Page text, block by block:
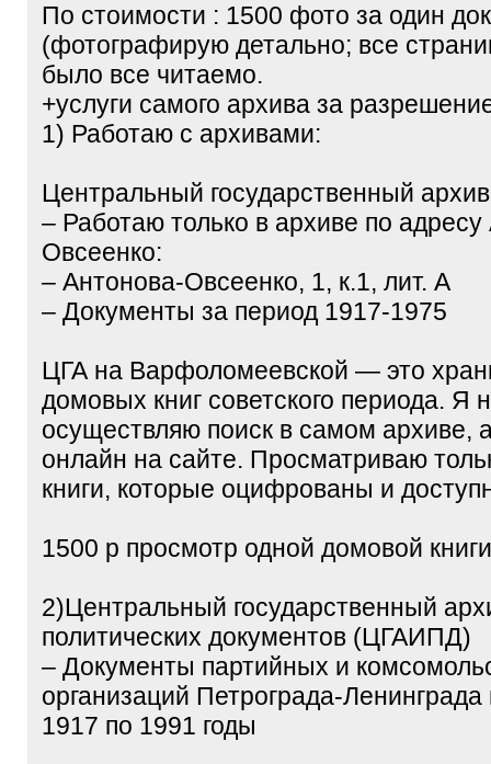
По стоимости : 1500 фото за один
(фотографирую детально; все
было все читаемо.
+услуги самого архива за
1) Работаю с архивами:
Центральный государственный
– Работаю только в архиве по
Овсеенко:
– Антонова-Овсеенко, 1, к.1, лит. А
– Документы за период 1917-1975
ЦГА на Варфоломеевской — это
домовых книг советского периода. Я
осуществляю поиск в самом архиве,
онлайн на сайте. Просматриваю
книги, которые оцифрованы и
1500 р просмотр одной домовой
2)Центральный государственный
политических документов (ЦГАИПД)
– Документы партийных и
организаций Петрограда-Ленинграда
1917 по 1991 годы